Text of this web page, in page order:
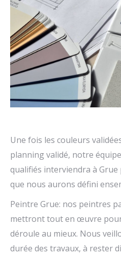
Une fois les couleurs
planning validé, notre
qualifiés interviendra à
que nous aurons défini
Peintre Grue: nos peintres
mettront tout en œuvre
déroule au mieux. Nous
durée des travaux, à rester